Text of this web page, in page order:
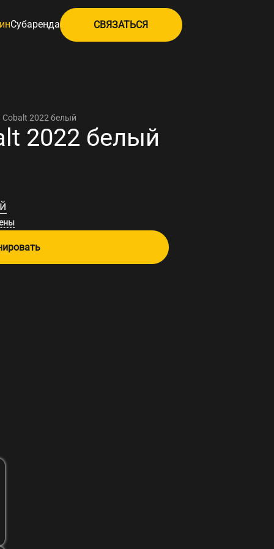
Субаренда СВЯЗАТЬСЯ
Cobalt 2022 белый
2022 белый